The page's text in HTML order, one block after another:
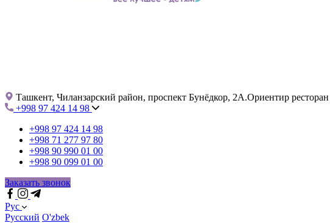
Ташкент, Чиланзарский район, проспект Бунёдкор, 2А.Ориентир
+998 97 424 14 98
+998 97 424 14 98
+998 71 277 97 80
+998 90 990 01 00
+998 90 099 01 00
Заказать звонок
Рус
Русский O'zbek